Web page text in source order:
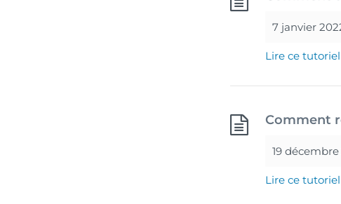
7 janvier
Lire ce tutoriel
Comment
19 décembre
Lire ce tutoriel